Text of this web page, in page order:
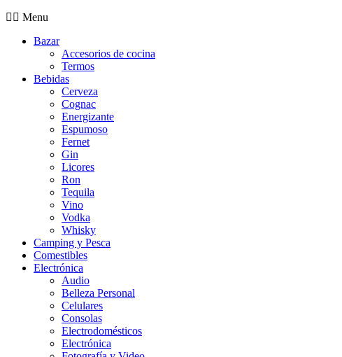
Menu
Bazar
Accesorios de cocina
Termos
Bebidas
Cerveza
Cognac
Energizante
Espumoso
Fernet
Gin
Licores
Ron
Tequila
Vino
Vodka
Whisky
Camping y Pesca
Comestibles
Electrónica
Audio
Belleza Personal
Celulares
Consolas
Electrodomésticos
Electrónica